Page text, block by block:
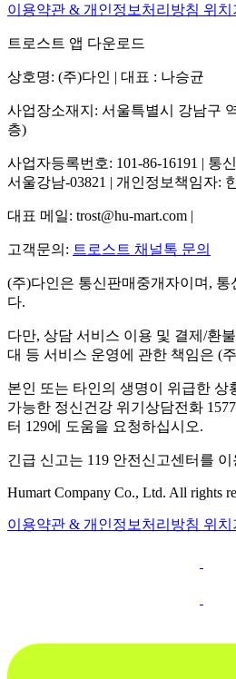
이용약관 & 개인정보처리방침 위치
트로스트 앱 다운로드
상호명: (주)다인 | 대표 : 나승균
사업장소재지: 서울특별시 강남구
층)
사업자등록번호: 101-86-16191 | 통
서울강남-03821 | 개인정보책임자:
대표 메일: trost@hu-mart.com |
고객문의: 트로스트 채널톡 문의
(주)다인은 통신판매중개자이며, 통
다.
다만, 상담 서비스 이용 및 결제/환
대 등 서비스 운영에 관한 책임은 (
본인 또는 타인의 생명이 위급한 상
가능한 정신건강 위기상담전화
터 129에 도움을 요청하십시오.
긴급 신고는 119 안전신고센터를
Humart Company Co., Ltd. All rights
이용약관 & 개인정보처리방침 위치